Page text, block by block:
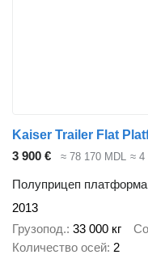
Kaiser Trailer Flat
3 900 €
≈ 78 170 MDL ≈ 4
Полуприцеп платформа
2013
Грузопод. 33 000 кг
Количество осей 2